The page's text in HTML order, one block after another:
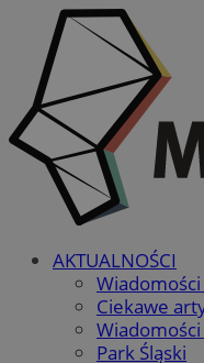
AKTUALNOŚCI
Ciekawe
Park Śląski